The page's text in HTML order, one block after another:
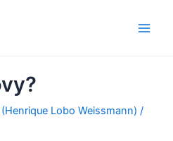
Lobo Weissmann) /